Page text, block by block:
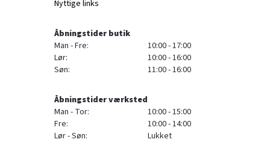
Nyttige links
Åbningstider butik
Man - Fre:
10:00 - 17:00
Lør:
10:00 - 16:00
Søn:
11:00 - 16:00
Åbningstider værksted
Man - Tor:
10:00 - 15:00
Fre:
10:00 - 14:00
Lør - Søn:
Lukket